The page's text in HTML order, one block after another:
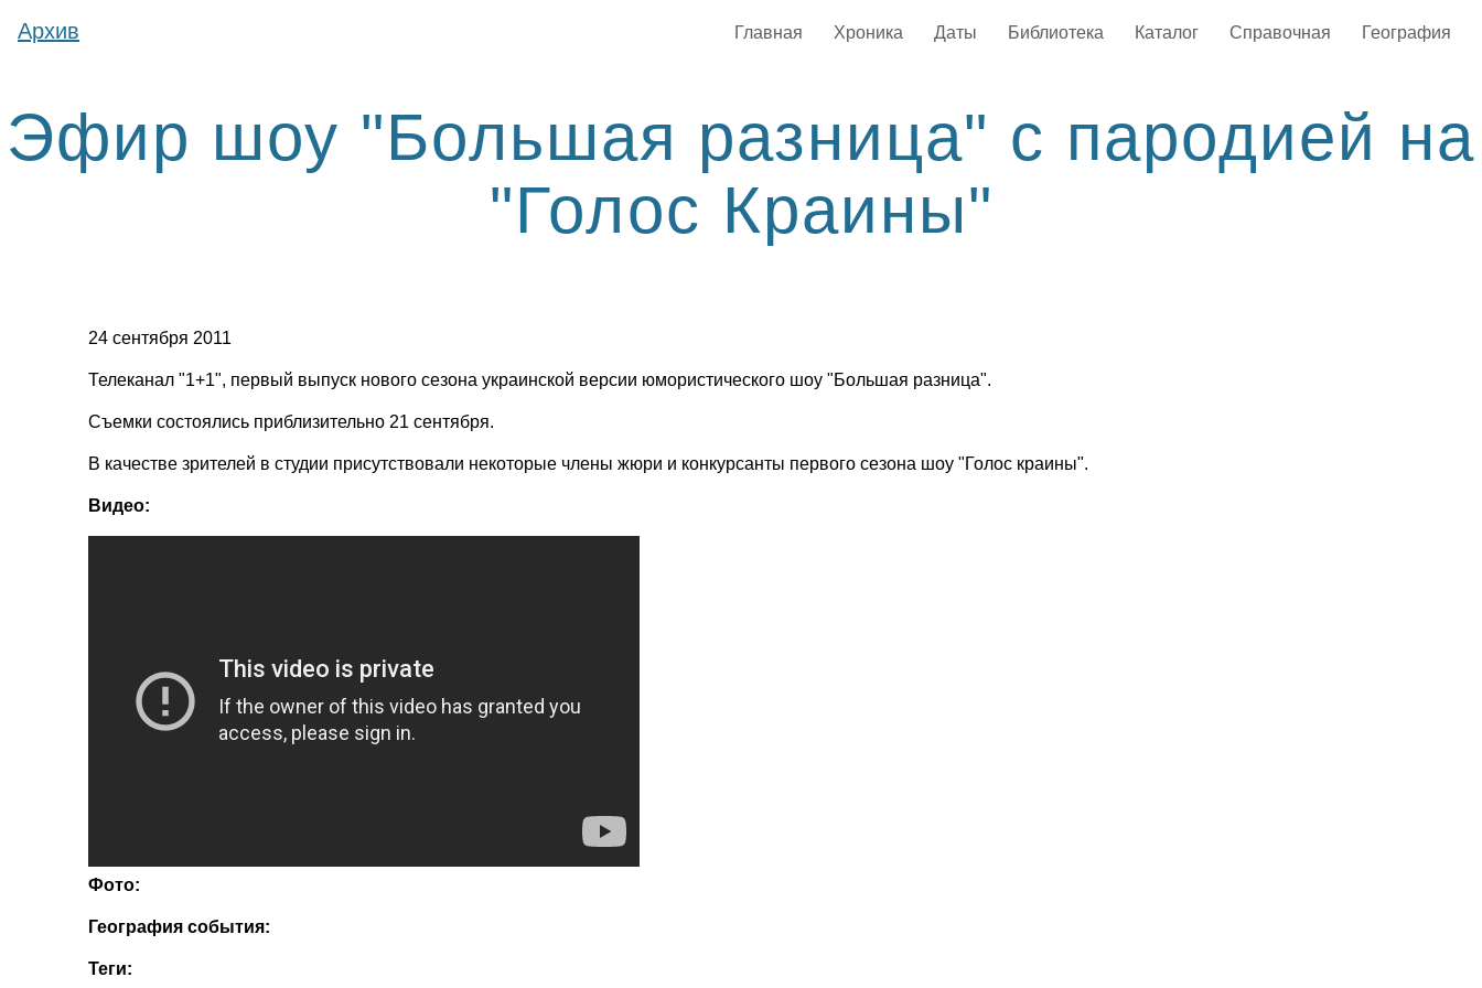
Архив Главная Хроника Даты Библиотека Каталог Справочная География
Эфир шоу "Большая разница" с пародией на
"Голос Краины"
24 сентября 2011
Телеканал "1+1", первый выпуск нового сезона украинской версии юмористического шоу "Большая разница".
Съемки состоялись приблизительно 21 сентября.
В качестве зрителей в студии присутствовали некоторые члены жюри и конкурсанты первого сезона шоу "Голос краины".
Видео:
Фото:
География события:
Теги: